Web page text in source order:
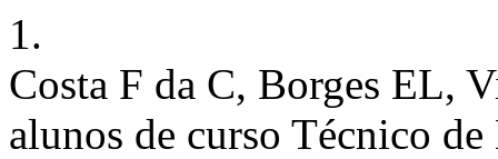
1.
Costa F da C, Borges EL,
alunos de curso Técnico